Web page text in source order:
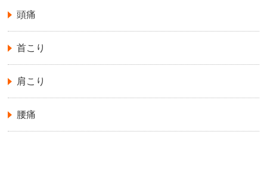
頭痛
首こり
肩こり
腰痛